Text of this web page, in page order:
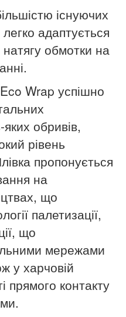
існуючих
адаптується
обмотки на
Wrap успішно
обривів,
рівень
пропонується
на
що
палетизації,
що
мережами
у харчовій
прямого контакту